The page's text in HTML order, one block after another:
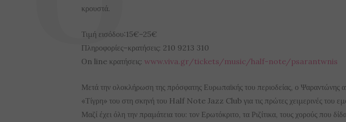
κρουστά.
Τιμή εισόδου:15€–25€
Πληροφορίες–κρατήσεις: 210 9213 310
Οn line κρατήσεις: www.viva.gr/tickets/music/half-note/psarantwnis
Μετά την ολοκλήρωση της πρόσφατης Ευρωπαϊκής του περιοδείας, ο Ψαραντώνης
«Τίγρη» του στη σκηνή του Half Note Jazz Club για τις πρώτες χειμερινές του
Μαζί έχει όλη την πραμάτεια του: τον Ερωτόκριτο, τα Ριζίτικα, τους χορούς που